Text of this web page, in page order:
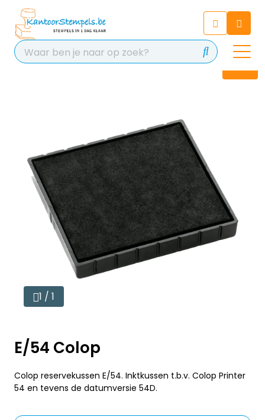
Chat 24/7 met onze chatbot
voor hulp
Contact
1 / 1
E/54 Colop
Colop reservekussen E/54. Inktkussen t.b.v. Colop Printer
54 en tevens de datumversie 54D.